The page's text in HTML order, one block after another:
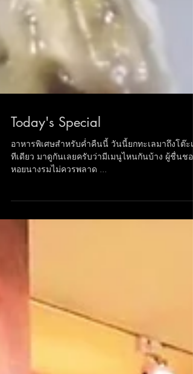
Today's Special
อาหารพิเศษสำหรับค่ำคืนนี้ วันนี้ยกทะเลมาถึงโต๊ะเลย
หอยนางรมไม่ควรพลาด ...